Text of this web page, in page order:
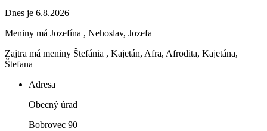
Dnes je 6.8.2026
Meniny má Jozefína , Nehoslav, Jozefa
Zajtra má meniny Štefánia , Kajetán, Afra, Afrodita, Kajetána,
Štefana
Adresa
Obecný úrad
Bobrovec 90